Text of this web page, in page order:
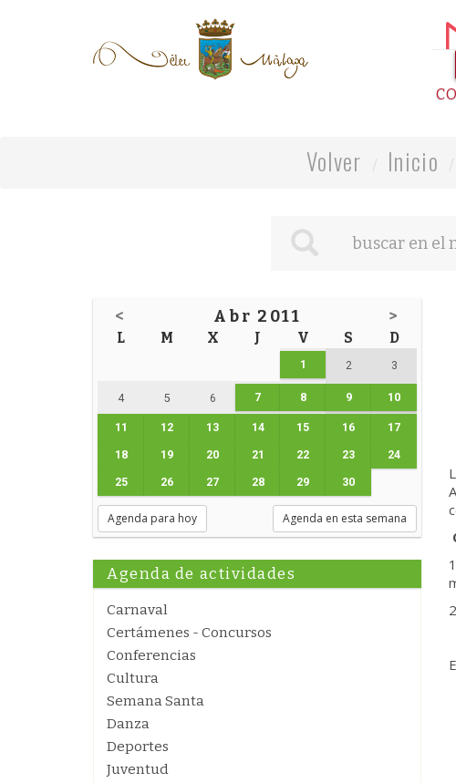
Volver Inicio
< Abr 2011 >
L M X J V S D
1 2 3
4 5 6 7 8 9 10
11 12 13 14 15 16 17
18 19 20 21 22 23 24
25 26 27 28 29 30
Agenda para hoy Agenda en esta semana
Agenda de actividades
Carnaval
Certámenes - Concursos
Conferencias
Cultura
Semana Santa
Danza
Deportes
Juventud